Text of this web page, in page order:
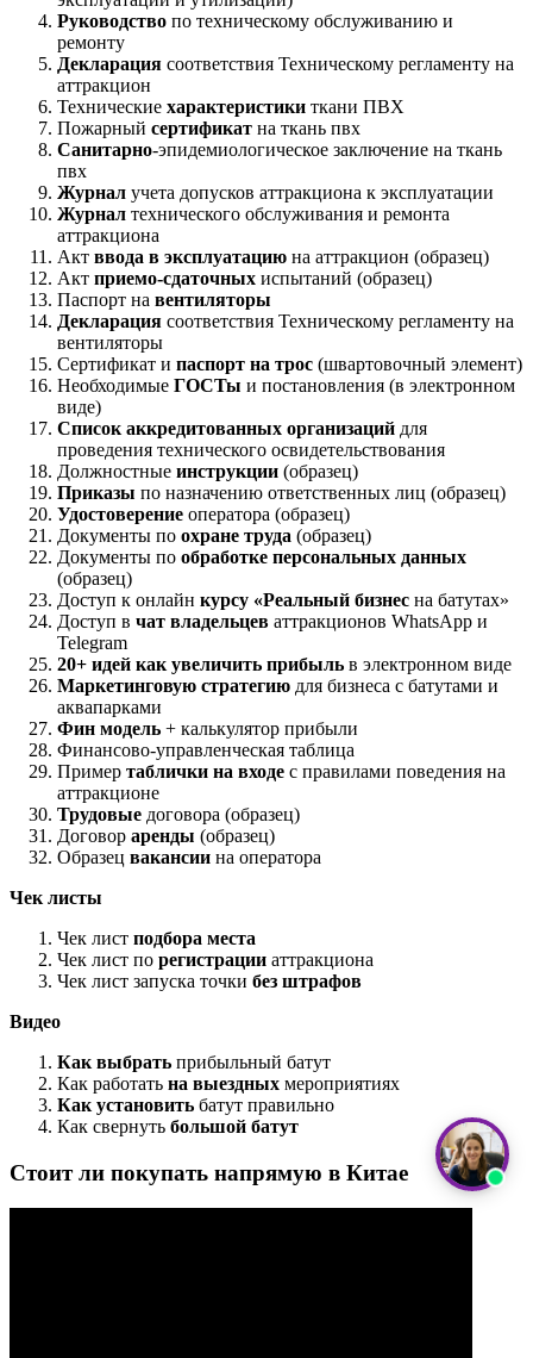
Руководство по техническому обслуживанию и
ремонту
Декларация соответствия Техническому регламенту на
аттракцион
Технические характеристики ткани ПВХ
Пожарный сертификат на ткань пвх
Санитарно-эпидемиологическое заключение на ткань
пвх
Журнал учета допусков аттракциона к эксплуатации
Журнал технического обслуживания и ремонта
аттракциона
Акт ввода в эксплуатацию на аттракцион (образец)
Акт приемо-сдаточных испытаний (образец)
Паспорт на вентиляторы
Декларация соответствия Техническому регламенту на
вентиляторы
Сертификат и паспорт на трос (швартовочный элемент)
Необходимые ГОСТы и постановления (в электронном
виде)
Список аккредитованных организаций для
проведения технического освидетельствования
Должностные инструкции (образец)
Приказы по назначению ответственных лиц (образец)
Удостоверение оператора (образец)
Документы по охране труда (образец)
Документы по обработке персональных данных
(образец)
Доступ к онлайн курсу «Реальный бизнес на батутах»
Доступ в чат владельцев аттракционов WhatsApp и
Telegram
20+ идей как увеличить прибыль в электронном виде
Маркетинговую стратегию для бизнеса с батутами и
аквапарками
Фин модель + калькулятор прибыли
Финансово-управленческая таблица
Пример таблички на входе с правилами поведения на
аттракционе
Трудовые договора (образец)
Договор аренды (образец)
Образец вакансии на оператора
Чек листы
Чек лист подбора места
Чек лист по регистрации аттракциона
Чек лист запуска точки без штрафов
Видео
Как выбрать прибыльный батут
Как работать на выездных мероприятиях
Как установить батут правильно
Как свернуть большой батут
Стоит ли покупать напрямую в Китае